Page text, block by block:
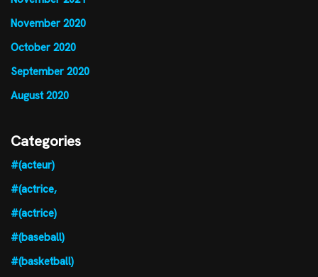
November 2020
October 2020
September 2020
August 2020
Categories
#(acteur)
#(actrice,
#(actrice)
#(baseball)
#(basketball)